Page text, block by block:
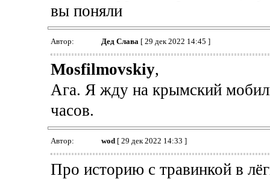
вы поняли
Автор: Дед Слава [ 29 дек 2022 14:45 ]
Mosfilmovskiy,
Ага. Я жду на крымский
часов.
Автор: wod[ 29 дек 2022 14:33 ]
Про историю с травинкой в